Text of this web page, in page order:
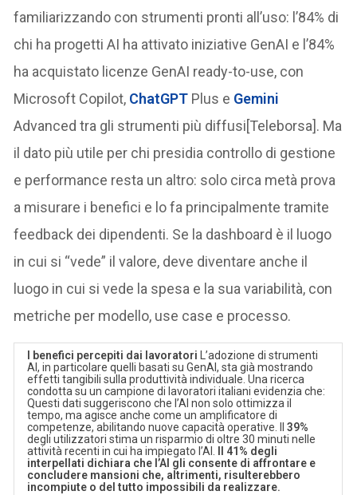
familiarizzando con strumenti pronti all’uso: l’84% di
chi ha progetti AI ha attivato iniziative GenAI e l’84%
ha acquistato licenze GenAI ready-to-use, con
Microsoft Copilot, ChatGPT Plus e Gemini
Advanced tra gli strumenti più diffusi[Teleborsa]. Ma
il dato più utile per chi presidia controllo di gestione
e performance resta un altro: solo circa metà prova
a misurare i benefici e lo fa principalmente tramite
feedback dei dipendenti. Se la dashboard è il luogo
in cui si “vede” il valore, deve diventare anche il
luogo in cui si vede la spesa e la sua variabilità, con
metriche per modello, use case e processo.
I benefici percepiti dai lavoratori L’adozione di strumenti
AI, in particolare quelli basati su GenAI, sta già mostrando
effetti tangibili sulla produttività individuale. Una ricerca
condotta su un campione di lavoratori italiani evidenzia che:
Questi dati suggeriscono che l’AI non solo ottimizza il
tempo, ma agisce anche come un amplificatore di
competenze, abilitando nuove capacità operative. Il39%
degli utilizzatori stima un risparmio di oltre 30 minuti nelle
attività recenti in cui ha impiegato l’AI.
Il 41% degli
interpellati dichiara che l’AI gli consente di affrontare e
concludere mansioni che, altrimenti, risulterebbero
incompiute o del tutto impossibili da realizzare.